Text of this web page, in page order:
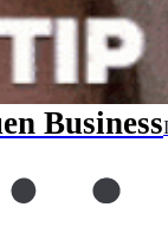
Business